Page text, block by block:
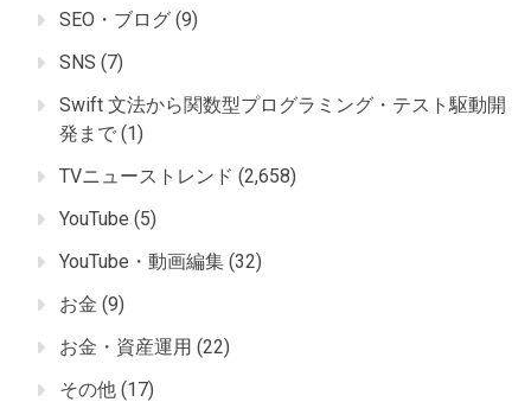
SEO・ブログ (9)
SNS (7)
Swift 文法から関数型プログラミング・テスト駆動開
発まで (1)
TVニューストレンド (2,658)
YouTube (5)
YouTube・動画編集 (32)
お金 (9)
お金・資産運用 (22)
その他 (17)